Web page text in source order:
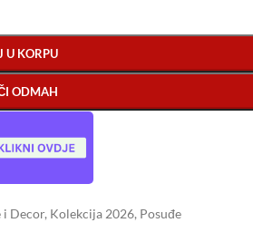
U KORPU
ODMAH
i Decor, Kolekcija 2026, Posuđe